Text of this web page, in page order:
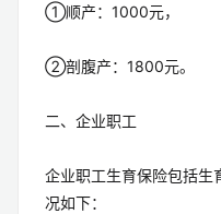
①顺产：1000元，
②剖腹产：1800元。
二、企业职工
企业职工生育保险包括生
况如下：